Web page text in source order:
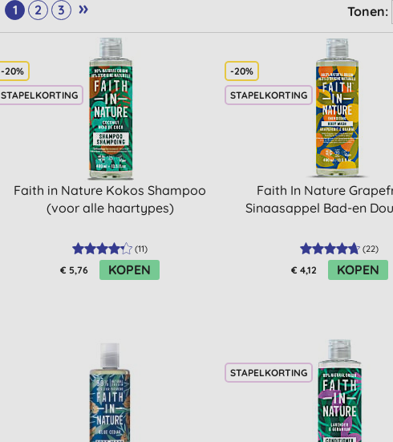
1 2 3 » Tonen:
-20%
STAPELKORTING
Faith in Nature Kokos Shampoo
(voor alle haartypes)
(11)
€ 5,76 KOPEN
-20%
STAPELKORTING
Faith In Nature
Sinaasappel Bad-en
(22)
€ 4,12 KOPEN
STAPELKORTING